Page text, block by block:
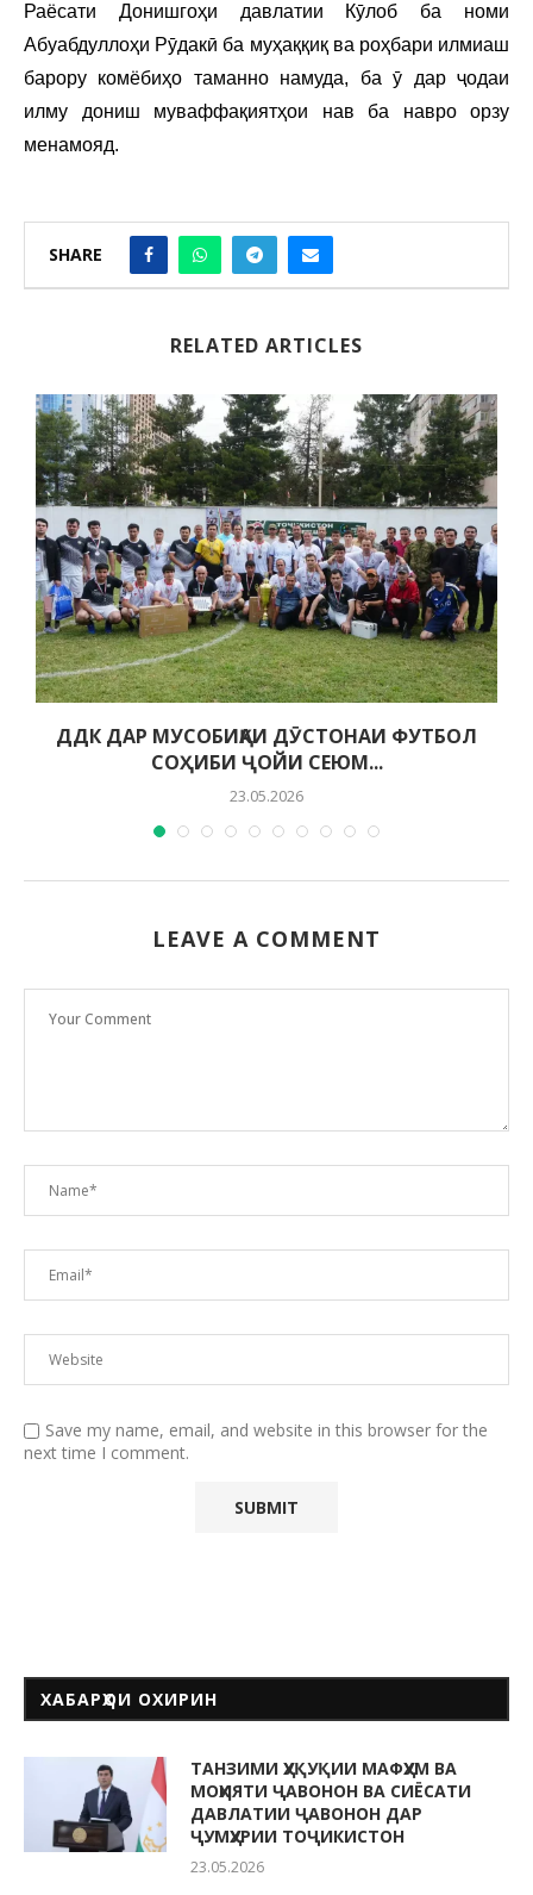
Раёсати Донишгоҳи давлатии Кӯлоб ба номи
Абуабдуллоҳи Рӯдакӣ ба муҳаққиқ ва роҳбари илмиаш
барору комёбиҳо таманно намуда, ба ӯ дар ҷодаи
илму дониш муваффақиятҳои нав ба навро орзу
менамояд.
SHARE
RELATED ARTICLES
ДДК ДАР МУСОБИҚАИ ДӮСТОНАИ ФУТБОЛ
СОҲИБИ ҶОЙИ СЕЮМ...
23.05.2026
LEAVE A COMMENT
Save my name, email, and website in this browser for the
next time I comment.
ХАБАРҲОИ ОХИРИН
ТАНЗИМИ ҲУҚУҚИИ МАФҲУМ ВА
МОҲИЯТИ ҶАВОНОН ВА СИЁСАТИ
ДАВЛАТИИ ҶАВОНОН ДАР
ҶУМҲУРИИ ТОҶИКИСТОН
23.05.2026